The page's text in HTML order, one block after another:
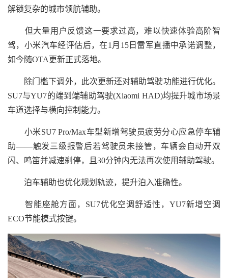
解锁复杂的城市领航辅助。
但大量用户反馈这一要求过高，难以快速体验高阶智
驾，小米汽车经评估后，在1月15日雷军直播中承诺调整，
如今随OTA更新正式落地。
除门槛下调外，此次更新还对辅助驾驶功能进行优化。
SU7与YU7的端到端辅助驾驶(Xiaomi HAD)均提升城市场景
车道选择与横向控制能力。
小米SU7 Pro/Max车型新增驾驶员疲劳分心应急停车辅
助——触发三级报警后若驾驶员未接管，车辆会自动开双
闪、鸣笛并减速刹停，且30分钟内无法再次使用辅助驾驶。
泊车辅助也优化规划轨迹，提升泊入准确性。
智能座舱方面，SU7优化空调舒适性，YU7新增空调
ECO节能模式按键。